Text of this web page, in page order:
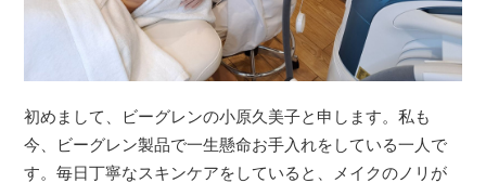
初めまして、ビーグレンの小原久美子と申します。私も
今、ビーグレン製品で一生懸命お手入れをしている一人で
す。毎日丁寧なスキンケアをしていると、メイクのノリが